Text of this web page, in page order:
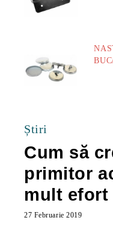
Știri
Cum să
primitor
mult efort
27 Februarie 2019